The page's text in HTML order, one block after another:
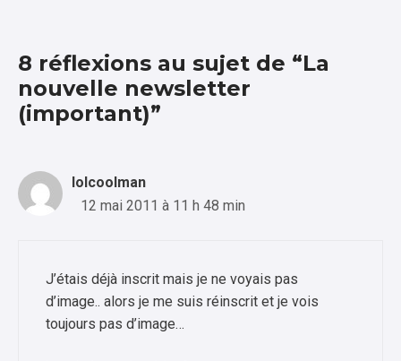
8 réflexions au sujet de “La
nouvelle newsletter
(important)”
lolcoolman
12 mai 2011 à 11 h 48 min
J’étais déjà inscrit mais je ne voyais pas
d’image.. alors je me suis réinscrit et je vois
toujours pas d’image…